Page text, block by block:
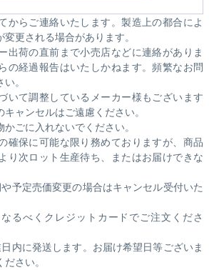
からご連絡いたします。製造上の都合によ
更される場合があります。
出荷の直前まで小売店などに連絡がありま
の経過報告はいたしかねます。頻繁なお問
。
いて調整しているメーカー様もございます
ャンセルはご遠慮ください。
ごに入れないでください。
確保に可能な限り務めておりますが、商品
り次ロット生産待ち、またはお届けできな
予定売価変更の場合はキャンセル受付いた
るべくクレジットカードでご注文くださ
内に発送します。お届け希望日等ございま
さい。